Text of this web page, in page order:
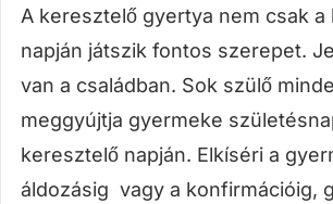
A keresztelő gyertya nem csak a
napján játszik fontos szerepet.
van a családban. Sok szülő
meggyújtja gyermeke
keresztelő napján. Elkíséri a
áldozásig vagy a konfirmációig,